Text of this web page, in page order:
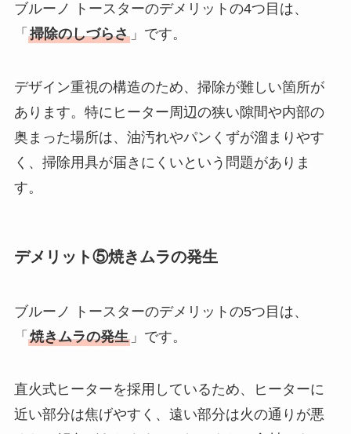
ブルーノ トースターのデメリットの4つ目は、
「 掃除のしづらさ」です。
デザイン重視の構造のため、掃除が難しい箇所が
あります。特にヒーター周辺の狭い隙間や内部の
奥まった場所は、油汚れやパンくずが溜まりやす
く、掃除用具が届きにくいという問題がありま
す。
デメリット⑤焼きムラの発生
ブルーノ トースターのデメリットの5つ目は、
「 焼きムラの発生」です。
直火式ヒーターを採用しているため、ヒーターに
近い部分は焦げやすく、遠い部分は火の通りが悪